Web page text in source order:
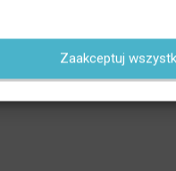
Zaakceptuj